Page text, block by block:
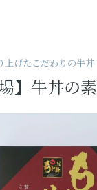
上げたこだわりの牛丼
】牛丼の素